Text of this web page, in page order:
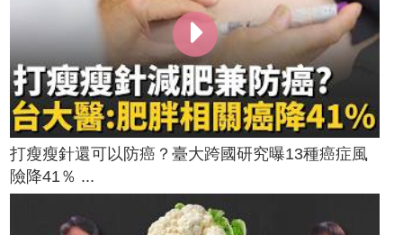
打瘦瘦針還可以防癌？臺大跨國研究曝13種癌症風
險降41％ ...